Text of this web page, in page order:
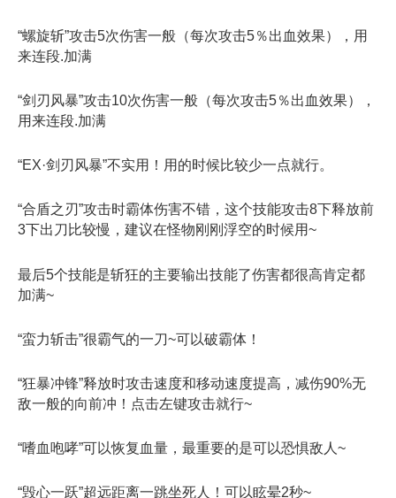
“螺旋斩”攻击5次伤害一般（每次攻击5％出血效果），用
来连段.加满
“剑刃风暴”攻击10次伤害一般（每次攻击5％出血效果），
用来连段.加满
“EX·剑刃风暴”不实用！用的时候比较少一点就行。
“合盾之刃”攻击时霸体伤害不错，这个技能攻击8下释放前
3下出刀比较慢，建议在怪物刚刚浮空的时候用~
最后5个技能是斩狂的主要输出技能了伤害都很高肯定都
加满~
“蛮力斩击”很霸气的一刀~可以破霸体！
“狂暴冲锋”释放时攻击速度和移动速度提高，减伤90%无
敌一般的向前冲！点击左键攻击就行~
“嗜血咆哮”可以恢复血量，最重要的是可以恐惧敌人~
“毁心一跃”超远距离一跳坐死人！可以眩晕2秒~